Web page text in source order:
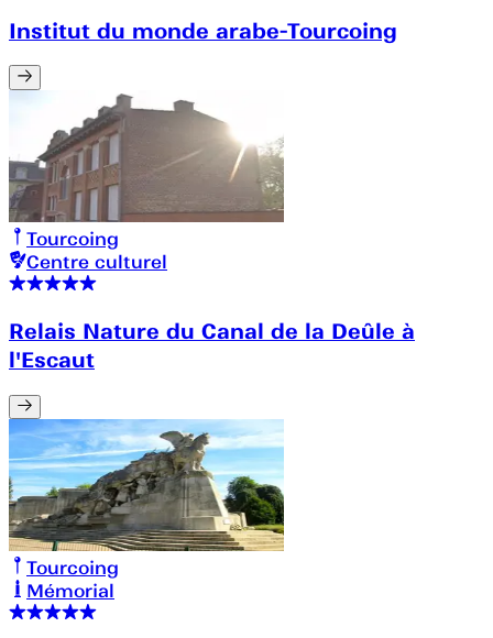
Institut du monde arabe-Tourcoing
Tourcoing
Centre culturel
Relais Nature du Canal de la Deûle à
l'Escaut
Tourcoing
Mémorial